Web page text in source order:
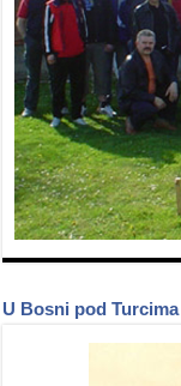
U Bosni pod Turcima